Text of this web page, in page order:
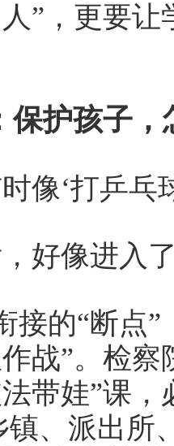
”，更要
保护孩子，
像‘打乒乓
好像进入
接的“断点
战”。检
带娃”课
镇、派出所